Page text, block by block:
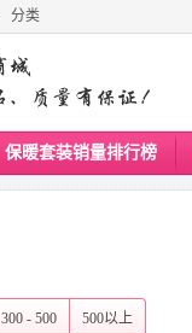
分类
保暖套装销量排行榜
300 - 500 500以上